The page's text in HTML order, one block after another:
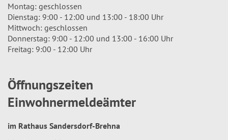
Montag: geschlossen
Dienstag: 9:00 - 12:00 und 13:00 - 18:00 Uhr
Mittwoch: geschlossen
Donnerstag: 9:00 - 12:00 und 13:00 - 16:00 Uhr
Freitag: 9:00 - 12:00 Uhr
Öffnungszeiten
Einwohnermeldeämter
im Rathaus Sandersdorf-Brehna